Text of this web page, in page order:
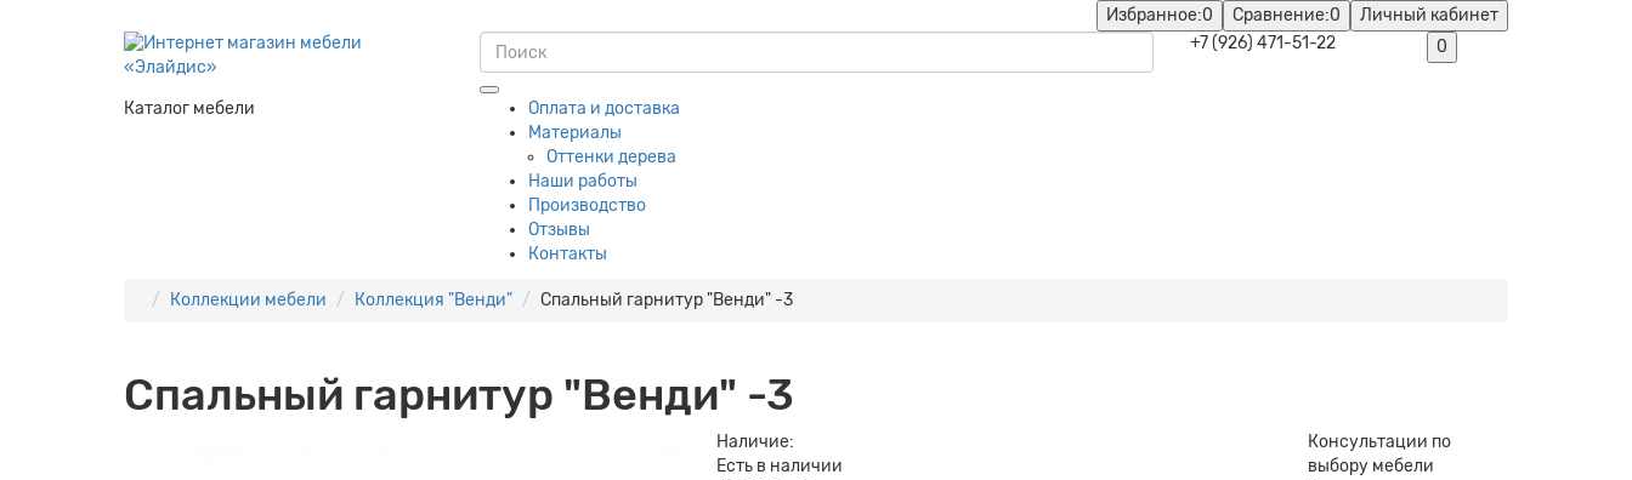
Личный кабинет
Сравнение:0
Избранное:0
+7 (926) 471-51-22
0
Каталог мебели
Оплата и доставка
Материалы
Оттенки дерева
Наши работы
Производство
Отзывы
Контакты
Коллекции мебели Коллекция "Венди" Спальный гарнитур "Венди" -3
Спальный гарнитур "Венди" -3
Наличие:
Есть в наличии
Консультации по
выбору мебели